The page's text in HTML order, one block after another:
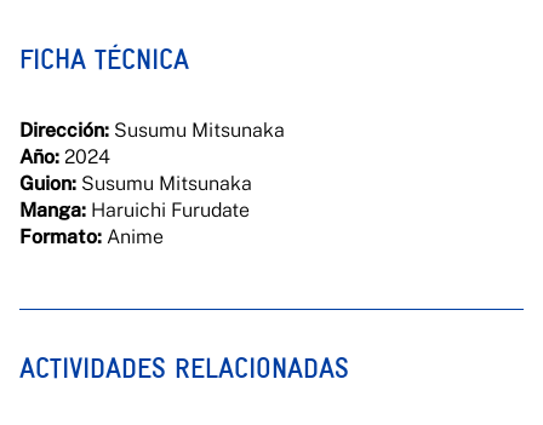
FICHA TÉCNICA
Dirección: Susumu Mitsunaka
Año: 2024
Guion: Susumu Mitsunaka
Manga: Haruichi Furudate
Formato: Anime
ACTIVIDADES RELACIONADAS